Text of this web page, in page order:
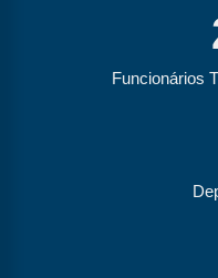
Funcionários